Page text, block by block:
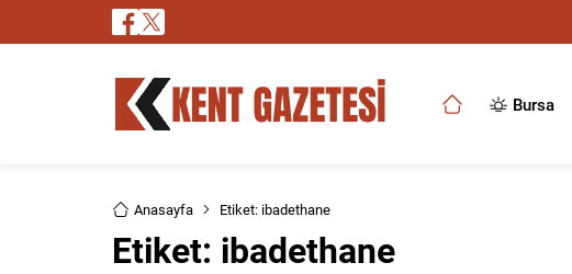
Bursa
Anasayfa Etiket: ibadethane
Etiket: ibadethane